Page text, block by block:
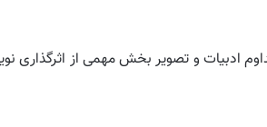
ادبیات و تصویر بخش مهمی از اثرگذاری